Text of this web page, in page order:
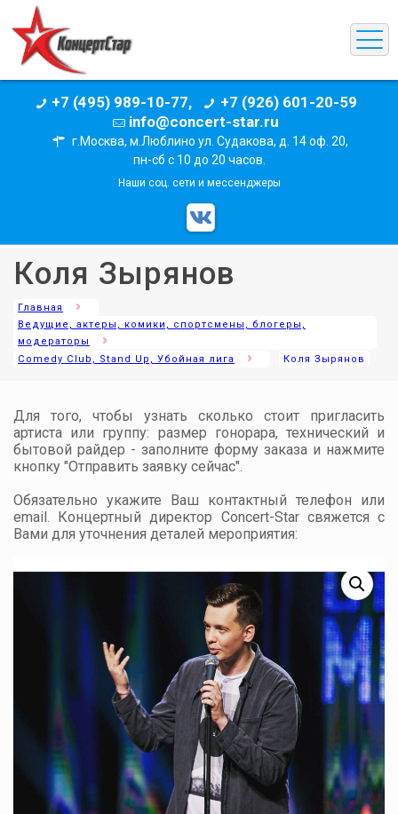
+7 (495) 989-10-77,
+7 (926) 601-20-59
info@concert-star.ru
г.Москва, м.Люблино ул. Судакова, д. 14 оф. 20,
пн-сб с 10 до 20 часов.
Наши соц. сети и мессенджеры
Коля Зырянов
Главная
Ведущие, актеры, комики, спортсмены, блогеры,
модераторы
Comedy Club, Stand Up, Убойная лига
Коля Зырянов
Для того, чтобы узнать сколько стоит пригласить
артиста или группу: размер гонорара, технический и
бытовой райдер - заполните форму заказа и нажмите
кнопку "Отправить заявку сейчас".
Обязательно укажите Ваш контактный телефон или
email. Концертный директор Concert-Star свяжется с
Вами для уточнения деталей мероприятия: